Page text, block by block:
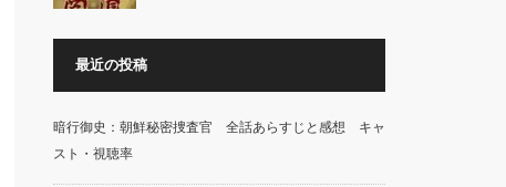
最近の投稿
暗行御史：朝鮮秘密捜査官 全話あらすじと感想 キャ
スト・視聴率